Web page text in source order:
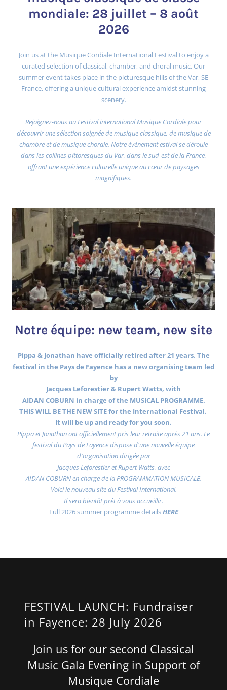
mondiale: 28 juillet – 8 août
2026
Join us at the Musique Cordiale International Festival to enjoy a
curated selection of classical, chamber, and choral music. Our
summer event takes place in the picturesque hills of the Var, SE
France, offering a unique cultural experience amidst stunning
scenery.
Rejoignez-nous au Festival international Musique Cordiale pour
découvrir une sélection soignée de musique classique, de musique de
chambre et de musique chorale. Notre événement estival se déroule
dans les collines pittoresques du Var, dans le sud-est de la France,
offrant une expérience culturelle unique au cœur de paysages
magnifiques.
Notre équipe: new team, new site
Pippa & Jonathan have officially retired after 21 years. The
festival in the Pays de Fayence has a new organising team led
by
Jacques Leforestier & Rupert Watts, with
AIDAN COBURN in charge of the MUSICAL PROGRAMME.
THIS WILL BE THE NEW SITE for the International Festival.
It will be up and ready for you soon.
Pippa et Jonathan ont officiellement pris leur retraite après 21 ans. Le
festival du Pays de Fayence dispose d'une nouvelle équipe
d'organisation dirigée par
Jacques Leforestier et Rupert Watts, avec
AIDAN COBURN en charge de la PROGRAMMATION MUSICALE.
Voici le nouveau site du Festival International.
Il sera bientôt prêt à vous accueillir.
Full 2026 summer programme detailsHERE
FESTIVAL LAUNCH: Fundraiser
in Fayence: 28 July 2026
Join us for our second Classical
Music Gala Evening in Support of
Musique Cordiale